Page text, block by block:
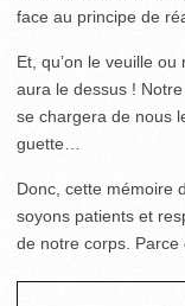
face au principe de
Et, qu’on le veuille
aura le dessus !
se chargera de nous
guette…
Donc, cette mémoire
soyons patients et
de notre corps. Parce